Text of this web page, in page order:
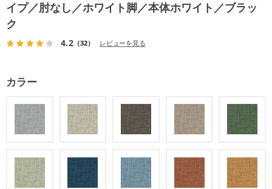
イプ／肘なし／ホワイト脚／本体ホワイト／ブラッ
ク
4.2（32） レビューを見る
カラー